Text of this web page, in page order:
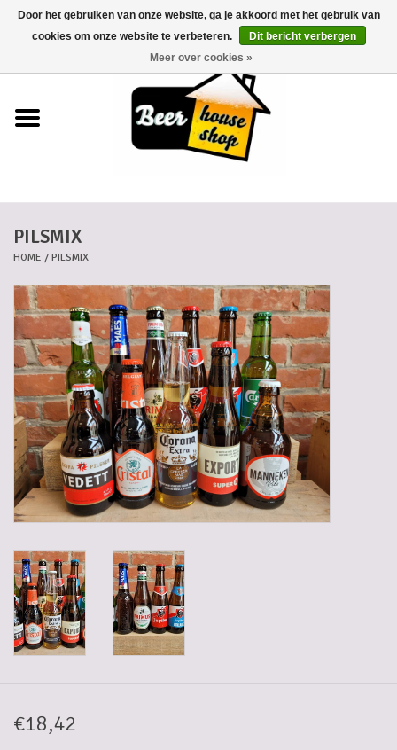
0 Artikelen - €0,00
Biermanden
Blikken
Cadeaubonnen
Dankkaartjes
Gadgets
Geschenken
Lege kratten
Manden/Kratten
Streekproducten
PILSMIX
HOME / PILSMIX
€18,42
Door het gebruiken van onze website, ga je akkoord met het gebruik van
cookies om onze website te verbeteren.
Dit bericht verbergen
Meer over cookies »